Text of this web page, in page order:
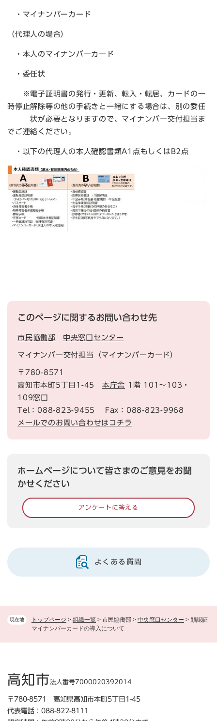
現在地 トップページ > 組織一覧 > 市民協働部 > 中央窓口センター > 顔認証
マイナンバーカードの導入について
・マイナンバーカード
（代理人の場合）
・本人のマイナンバーカード
・ 委任状
※電子証明書の発行・更新、転入・転居、カードの一
時停止解除等の他の手続きと一緒にする場合は、別の委任
状が必要となりますので、マイナンバー交付担当ま
でご連絡ください。
・以下の代理人の本人確認書類A1点もしくはB2点
このページに関するお問い合わせ先
市民協働部 中央窓口センター
マイナンバー交付担当（マイナンバーカード）
〒780-8571
高知市本町5丁目1-45 本庁舎 1階 101～103・
109窓口
Tel：088-823-9455
Fax：088-823-9968
メールでのお問い合わせはコチラ
ホームページについて皆さまのご意見をお聞
かせください
アンケートに答える
よくある質問
高知市法人番号7000020392014
〒780-8571 高知県高知市本町5丁目1-45
代表電話：088-822-8111